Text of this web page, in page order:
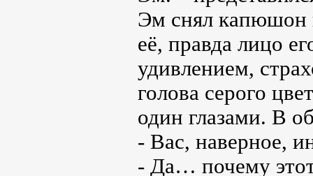
Эм снял капюшон
её, правда лицо
удивлением,
голова серого
один глазами. В
- Вас, наверное,
- Да… почему этот